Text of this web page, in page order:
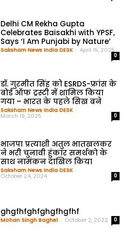
Delhi CM Rekha Gupta
Celebrates Baisakhi with YPSF,
Says ‘I Am Punjabi by Nature’
Saksham News India DESK - April 15, 2025
0
डॉ. गुरमीत सिंह को ESRDS-फ्रांस के
बोर्ड ऑफ ट्रस्टी में शामिल किया
गया – भारत के पहले सिख बने
Saksham News India DESK -
March 19, 2025 0
भाजपा प्रत्याशी अतुल भातखलकर
ने भरी चुनावी हुंकार समर्थको के
साथ नामंकन दाखिल किया
Saksham News India DESK -
October 24, 2024 0
ghgfhfghfghgfhgfhf
Mohan Singh Baghel - October 2, 2022 0